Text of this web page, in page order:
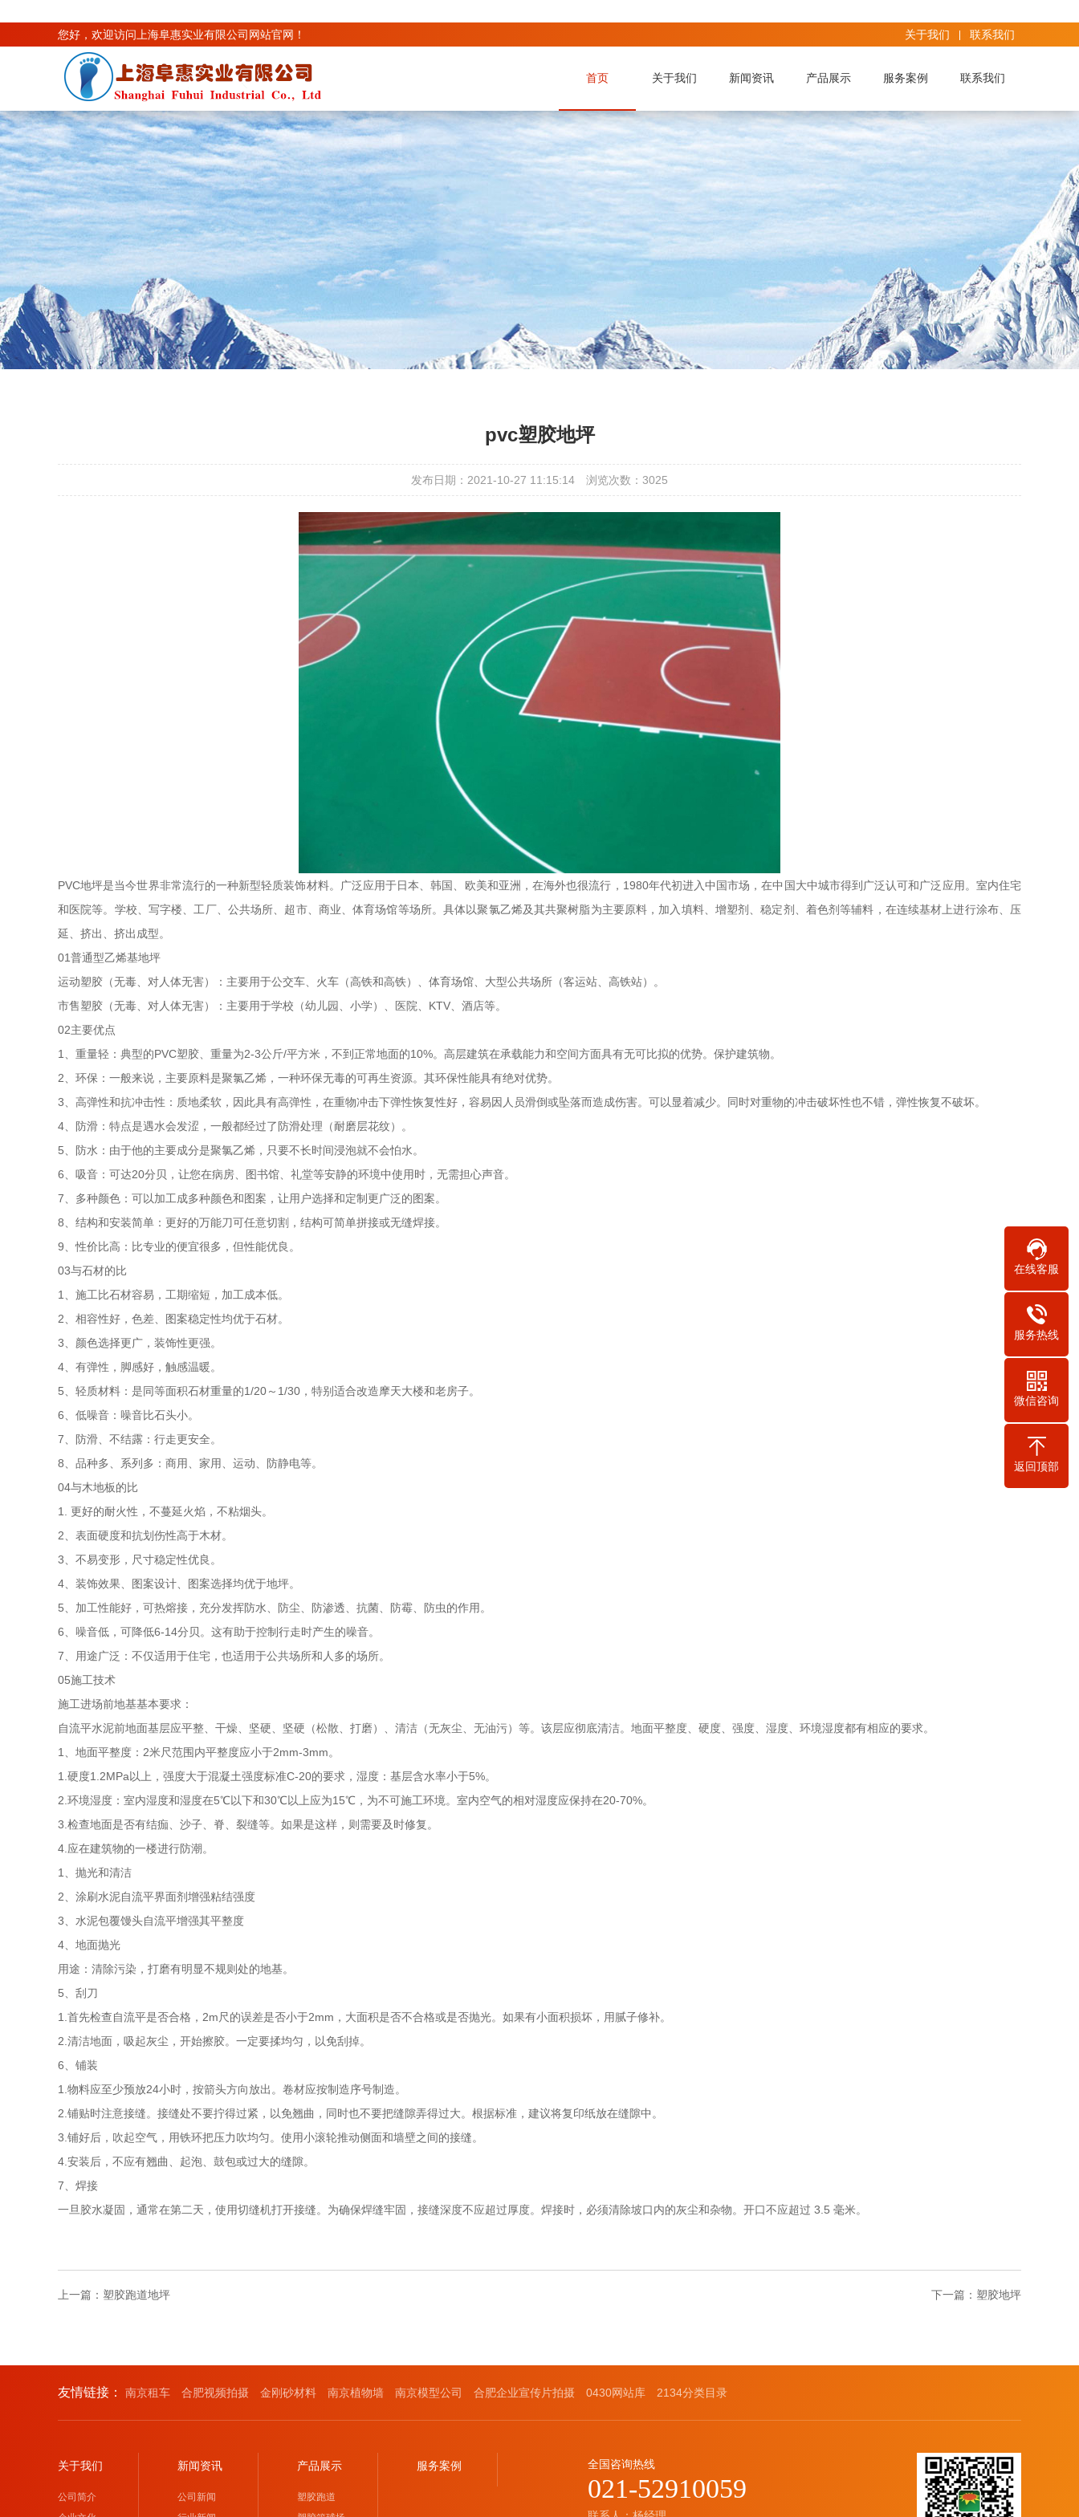
您好，欢迎访问上海阜惠实业有限公司网站官网！ 关于我们 联系我们
首页 关于我们 新闻资讯 产品展示 服务案例 联系我们
pvc塑胶地坪
发布日期：2021-10-27 11:15:14 浏览次数：3025
PVC地坪是当今世界非常流行的一种新型轻质装饰材料。广泛应用于日本、韩国、欧美和亚洲，在海外也很流行，1980年代初进入中国市场，在中国大中城市得到广泛认可和广泛应用。室内住宅
和医院等。学校、写字楼、工厂、公共场所、超市、商业、体育场馆等场所。具体以聚氯乙烯及其共聚树脂为主要原料，加入填料、增塑剂、稳定剂、着色剂等辅料，在连续基材上进行涂布、压
延、挤出、挤出成型。
01普通型乙烯基地坪
运动塑胶（无毒、对人体无害）：主要用于公交车、火车（高铁和高铁）、体育场馆、大型公共场所（客运站、高铁站）。
市售塑胶（无毒、对人体无害）：主要用于学校（幼儿园、小学）、医院、KTV、酒店等。
02主要优点
1、重量轻：典型的PVC塑胶、重量为2-3公斤/平方米，不到正常地面的10%。高层建筑在承载能力和空间方面具有无可比拟的优势。保护建筑物。
2、环保：一般来说，主要原料是聚氯乙烯，一种环保无毒的可再生资源。其环保性能具有绝对优势。
3、高弹性和抗冲击性：质地柔软，因此具有高弹性，在重物冲击下弹性恢复性好，容易因人员滑倒或坠落而造成伤害。可以显着减少。同时对重物的冲击破坏性也不错，弹性恢复不破坏。
4、防滑：特点是遇水会发涩，一般都经过了防滑处理（耐磨层花纹）。
5、防水：由于他的主要成分是聚氯乙烯，只要不长时间浸泡就不会怕水。
6、吸音：可达20分贝，让您在病房、图书馆、礼堂等安静的环境中使用时，无需担心声音。
7、多种颜色：可以加工成多种颜色和图案，让用户选择和定制更广泛的图案。
8、结构和安装简单：更好的万能刀可任意切割，结构可简单拼接或无缝焊接。
9、性价比高：比专业的便宜很多，但性能优良。
03与石材的比
1、施工比石材容易，工期缩短，加工成本低。
2、相容性好，色差、图案稳定性均优于石材。
3、颜色选择更广，装饰性更强。
4、有弹性，脚感好，触感温暖。
5、轻质材料：是同等面积石材重量的1/20～1/30，特别适合改造摩天大楼和老房子。
6、低噪音：噪音比石头小。
7、防滑、不结露：行走更安全。
8、品种多、系列多：商用、家用、运动、防静电等。
04与木地板的比
1. 更好的耐火性，不蔓延火焰，不粘烟头。
2、表面硬度和抗划伤性高于木材。
3、不易变形，尺寸稳定性优良。
4、装饰效果、图案设计、图案选择均优于地坪。
5、加工性能好，可热熔接，充分发挥防水、防尘、防渗透、抗菌、防霉、防虫的作用。
6、噪音低，可降低6-14分贝。这有助于控制行走时产生的噪音。
7、用途广泛：不仅适用于住宅，也适用于公共场所和人多的场所。
05施工技术
施工进场前地基基本要求：
自流平水泥前地面基层应平整、干燥、坚硬、坚硬（松散、打磨）、清洁（无灰尘、无油污）等。该层应彻底清洁。地面平整度、硬度、强度、湿度、环境湿度都有相应的要求。
1、地面平整度：2米尺范围内平整度应小于2mm-3mm。
1.硬度1.2MPa以上，强度大于混凝土强度标准C-20的要求，湿度：基层含水率小于5%。
2.环境湿度：室内湿度和湿度在5℃以下和30℃以上应为15℃，为不可施工环境。室内空气的相对湿度应保持在20-70%。
3.检查地面是否有结痂、沙子、脊、裂缝等。如果是这样，则需要及时修复。
4.应在建筑物的一楼进行防潮。
1、抛光和清洁
2、涂刷水泥自流平界面剂增强粘结强度
3、水泥包覆馒头自流平增强其平整度
4、地面抛光
用途：清除污染，打磨有明显不规则处的地基。
5、刮刀
1.首先检查自流平是否合格，2m尺的误差是否小于2mm，大面积是否不合格或是否抛光。如果有小面积损坏，用腻子修补。
2.清洁地面，吸起灰尘，开始擦胶。一定要揉均匀，以免刮掉。
6、铺装
1.物料应至少预放24小时，按箭头方向放出。卷材应按制造序号制造。
2.铺贴时注意接缝。接缝处不要拧得过紧，以免翘曲，同时也不要把缝隙弄得过大。根据标准，建议将复印纸放在缝隙中。
3.铺好后，吹起空气，用铁环把压力吹均匀。使用小滚轮推动侧面和墙壁之间的接缝。
4.安装后，不应有翘曲、起泡、鼓包或过大的缝隙。
7、焊接
一旦胶水凝固，通常在第二天，使用切缝机打开接缝。为确保焊缝牢固，接缝深度不应超过厚度。焊接时，必须清除坡口内的灰尘和杂物。开口不应超过 3.5 毫米。
上一篇： 塑胶跑道地坪 下一篇： 塑胶地坪
友情链接： 南京租车 合肥视频拍摄 金刚砂材料 南京植物墙 南京模型公司 合肥企业宣传片拍摄 0430网站库 2134分类目录
关于我们
公司简介
新闻资讯
公司新闻
产品展示
塑胶跑道
服务案例 全国咨询热线
021-52910059
在线客服
服务热线
微信咨询
返回顶部